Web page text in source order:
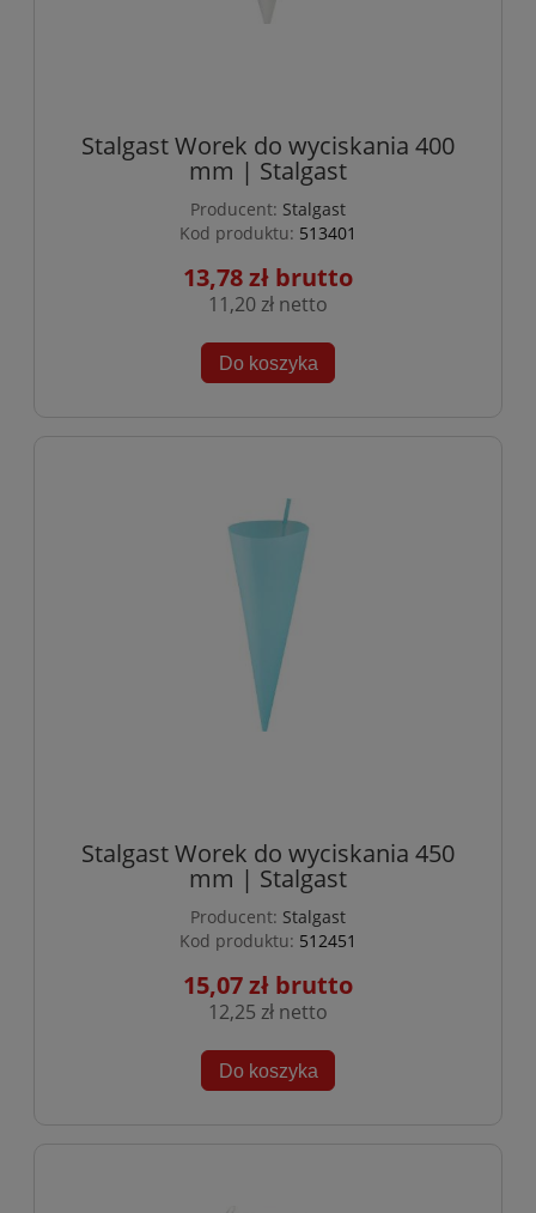
Stalgast Worek do wyciskania 400
mm | Stalgast
Producent: Stalgast
Kod produktu: 513401
13,78 zł
11,20 zł
Do koszyka
Stalgast Worek do wyciskania 450
mm | Stalgast
Producent: Stalgast
Kod produktu: 512451
15,07 zł
12,25 zł
Do koszyka